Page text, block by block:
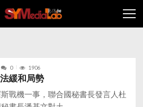
0 1906
緩和局勢
戰機一事，聯合國秘書長發言人杜